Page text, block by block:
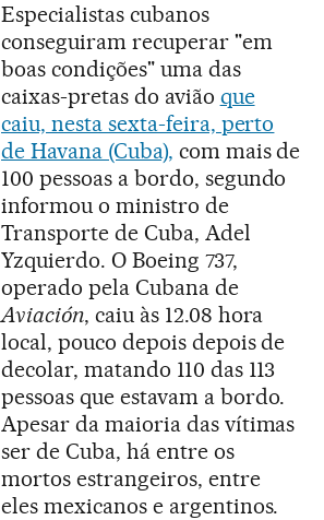
Especialistas cubanos
conseguiram recuperar "em
boas condições" uma das
caixas-pretas do avião que
caiu, nesta sexta-feira, perto
de Havana (Cuba), com mais de
100 pessoas a bordo, segundo
informou o ministro de
Transporte de Cuba, Adel
Yzquierdo. O Boeing 737,
operado pela Cubana de
Aviación, caiu às 12.08 hora
local, pouco depois depois de
decolar, matando 110 das 113
pessoas que estavam a bordo.
Apesar da maioria das vítimas
ser de Cuba, há entre os
mortos estrangeiros, entre
eles mexicanos e argentinos.